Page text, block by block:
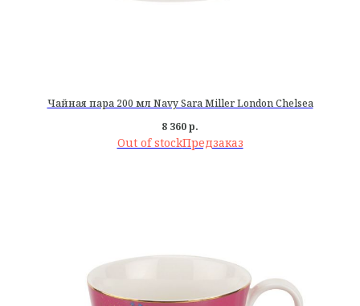
Чайная пара 200 мл Navy Sara Miller London Chelsea
8 360р.
Out of stock